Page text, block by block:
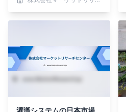
灌漑システムの日本市場